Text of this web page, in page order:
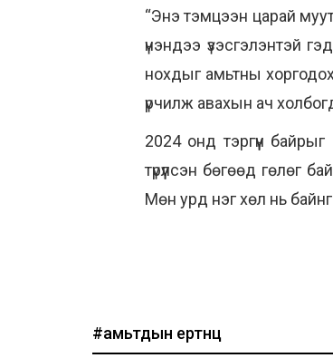
“Энэ тэмцээн царай
үнэндээ үзэсгэлэнтэй
нохдыг амьтны
үрчилж авахын ач
2024 онд тэргүүн
түрүүлсэн бөгөөд гөлөг
Мөн урд нэг хөл нь
#амьтдын ертөнц